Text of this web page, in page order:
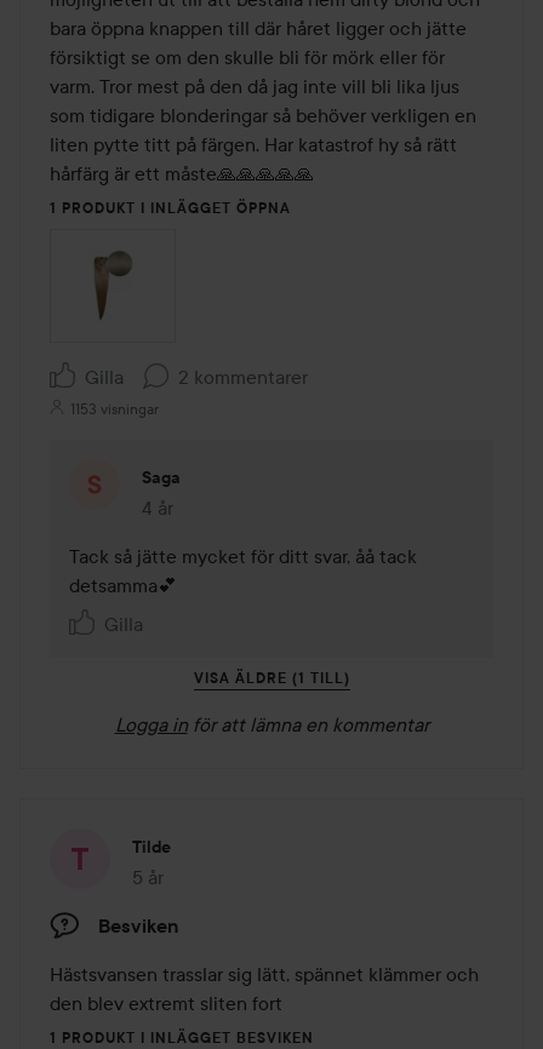
bara öppna knappen till där håret ligger och jätte
försiktigt se om den skulle bli för mörk eller för
varm. Tror mest på den då jag inte vill bli lika ljus
som tidigare blonderingar så behöver verkligen en
liten pytte titt på färgen. Har katastrof hy så rätt
hårfärg är ett måste🙏🙏🙏🙏🙏
1 PRODUKT I INLÄGGET ÖPPNA
Gilla 2 kommentarer
1153 visningar
Saga
4 år
Kommentaren lades 4 år
Tack så jätte mycket för ditt svar, åå tack
detsamma💕
Gilla
VISA ÄLDRE (1 TILL)
Logga in för att lämna en kommentar
Tilde
5 år
Inlägget skapades 5 år
Besviken
Hästsvansen trasslar sig lätt, spännet klämmer och
den blev extremt sliten fort
1 PRODUKT I INLÄGGET BESVIKEN